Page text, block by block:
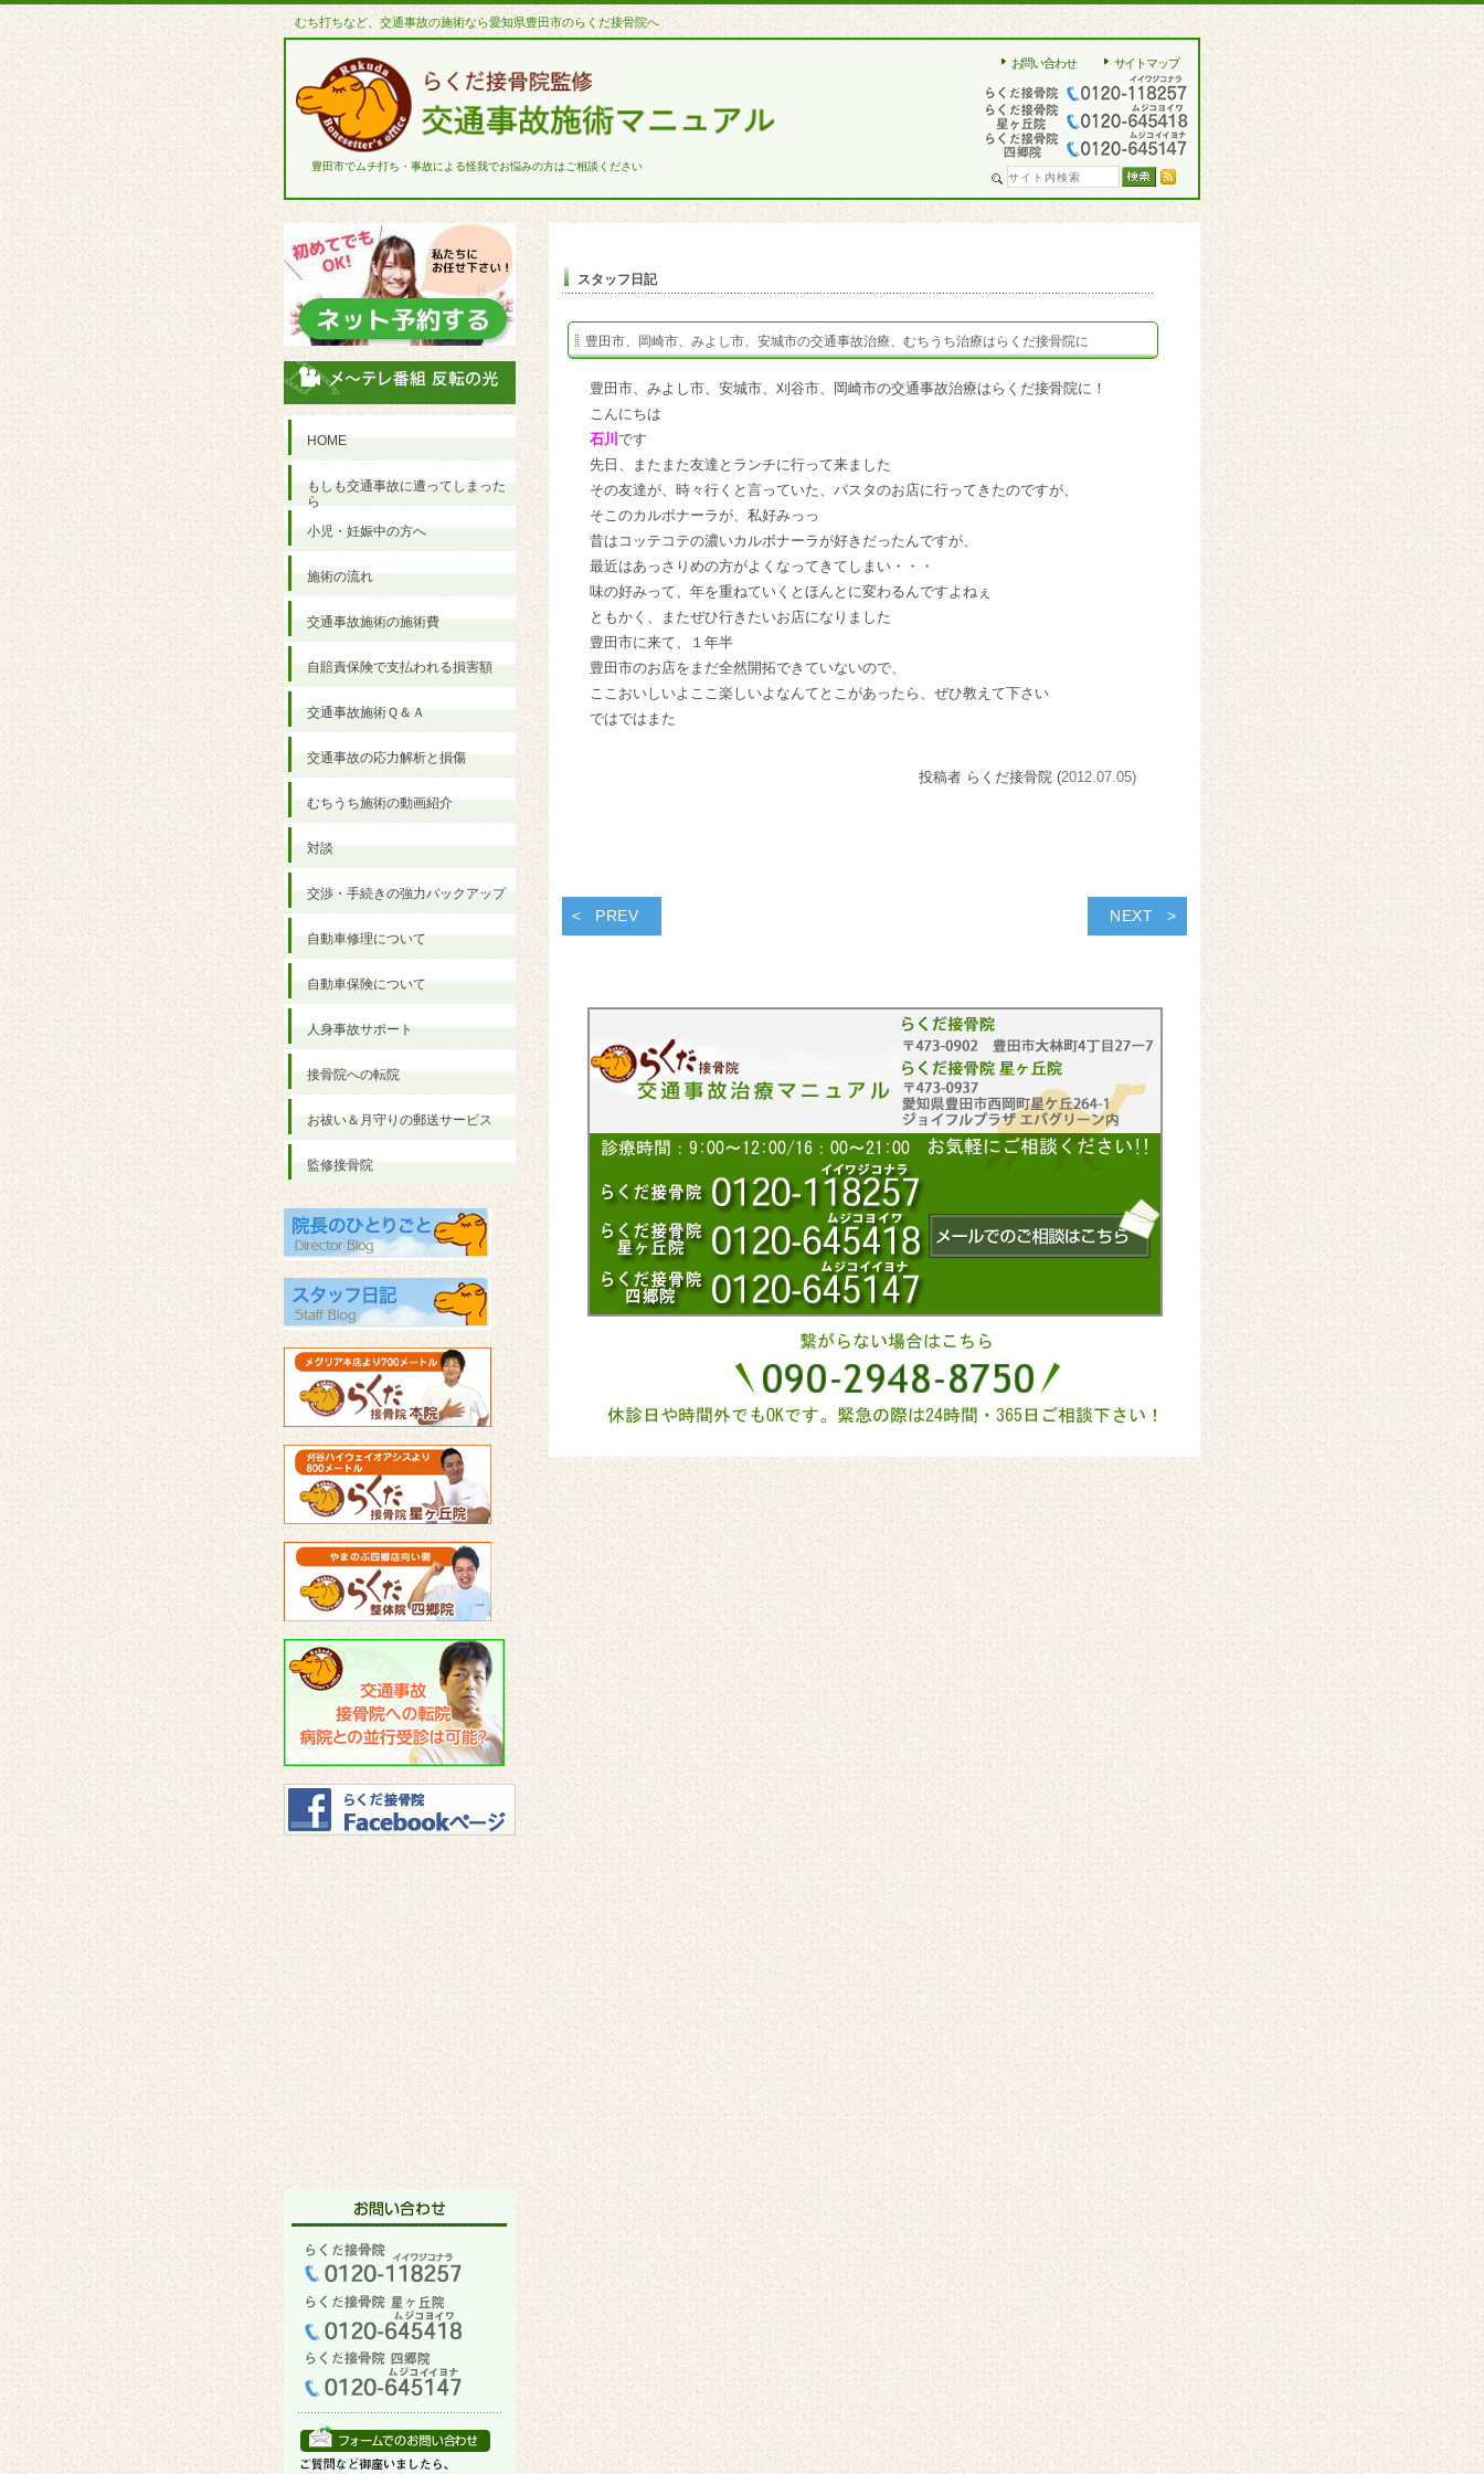
むち打ちなど、交通事故の施術なら愛知県豊田市のらくだ接骨院へ
豊田市でムチ打ち・事故による怪我でお悩みの方はご相談ください
お問い合わせ サイトマップ
スタッフ日記
豊田市、岡崎市、みよし市、安城市の交通事故治療、むちうち治療はらくだ接骨院に
豊田市、みよし市、安城市、刈谷市、岡崎市の交通事故治療はらくだ接骨院に！
こんにちは
石川 です
先日、またまた友達とランチに行って来ました
その友達が、時々行くと言っていた、パスタのお店に行ってきたのですが、
そこのカルボナーラが、私好みっっ
昔はコッテコテの濃いカルボナーラが好きだったんですが、
最近はあっさりめの方がよくなってきてしまい・・・
味の好みって、年を重ねていくとほんとに変わるんですよねぇ
ともかく、またぜひ行きたいお店になりました
豊田市に来て、１年半
豊田市のお店をまだ全然開拓できていないので、
ここおいしいよ ここ楽しいよ なんてとこがあったら、ぜひ教えて下さい
ではではまた
投稿者 らくだ接骨院 (2012.07.05)
PREV NEXT
HOME
もしも交通事故に遭ってしまった
ら
小児・妊娠中の方へ
施術の流れ
交通事故施術の施術費
自賠責保険で支払われる損害額
交通事故施術Ｑ＆Ａ
交通事故の応力解析と損傷
むちうち施術の動画紹介
対談
交渉・手続きの強力バックアップ
自動車修理について
自動車保険について
人身事故サポート
接骨院への転院
お祓い＆月守りの郵送サービス
監修接骨院